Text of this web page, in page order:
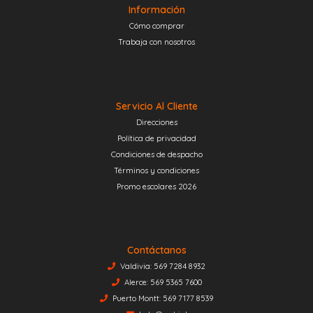
Información
Cómo comprar
Trabaja con nosotros
Servicio Al Cliente
Direcciones
Política de privacidad
Condiciones de despacho
Términos y condiciones
Promo escolares 2026
Contáctanos
Valdivia: 569 7284 8932
Alerce: 569 5365 7600
Puerto Montt: 569 7177 8539